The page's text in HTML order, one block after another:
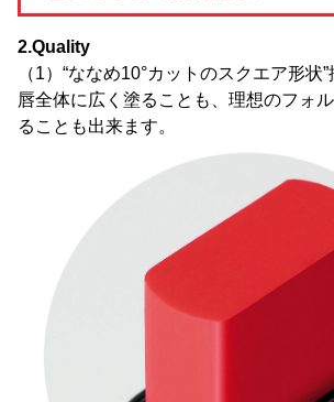
2.Quality
（1）“ななめ10°カットのスクエア形状”
唇全体に広く塗ることも、理想のフォ
ることも出来ます。